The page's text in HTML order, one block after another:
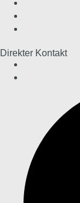
Direkter Kontakt